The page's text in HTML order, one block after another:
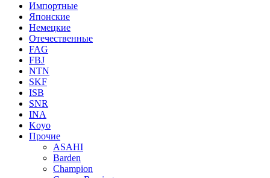
Импортные
Японские
Немецкие
Отечественные
FAG
FBJ
NTN
SKF
ISB
SNR
INA
Koyo
Прочие
ASAHI
Barden
Champion